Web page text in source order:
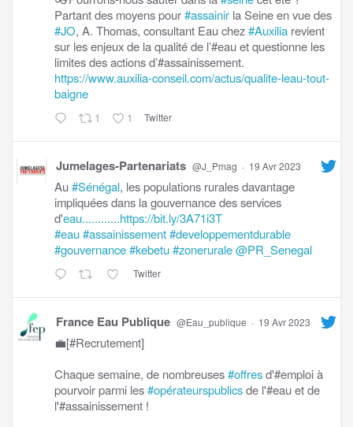
Partant des moyens pour#assainir la Seine en vue des
#JO, A. Thomas, consultant Eau chez#Auxilia revient
sur les enjeux de la qualité de l’#eau et questionne les
limites des actions d’#assainissement.
https://www.auxilia-conseil.com/actus/qualite-leau-tout-
baigne
1 1 Twitter
Jumelages-Partenariats @J_Pmag · 19 Avr 2023
Au#Sénégal, les populations rurales davantage
impliquées dans la gouvernance des services
d'eau............https://bit.ly/3A71i3T
#eau#assainissement#developpementdurable
#gouvernance#kebetu#zonerurale@PR_Senegal
Twitter
France Eau Publique @Eau_publique · 19 Avr 2023
💼[#Recrutement]
Chaque semaine, de nombreuses#offresd'#emploi à
pourvoir parmi les#opérateurspublicsde l'#eau et de
l'#assainissement !